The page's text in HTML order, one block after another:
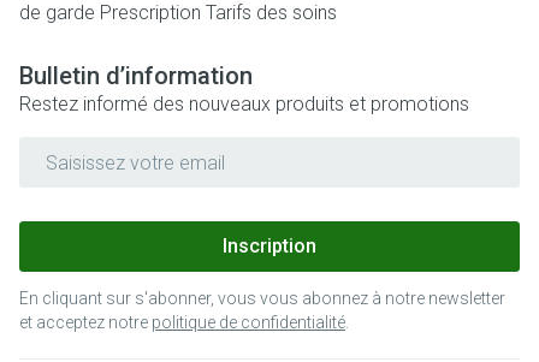
de garde Prescription Tarifs des soins
Bulletin d’information
Restez informé des nouveaux produits et promotions
Inscription
En cliquant sur s'abonner, vous vous abonnez à notre newsletter
et acceptez notre politique de confidentialité